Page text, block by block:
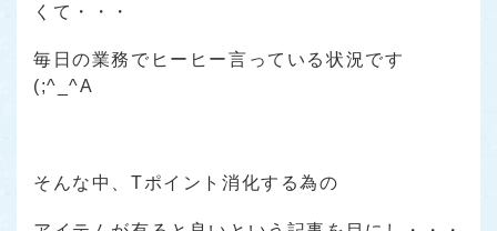
くて・・・
毎日の業務でヒーヒー言っている状況です
(;^_^A
そんな中、Tポイント消化する為の